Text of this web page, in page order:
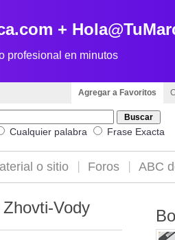
+
profesional en minutos
Agregar a Favoritos
Cualquier palabra Frase Exacta
o sitio Foros ABC
Vody